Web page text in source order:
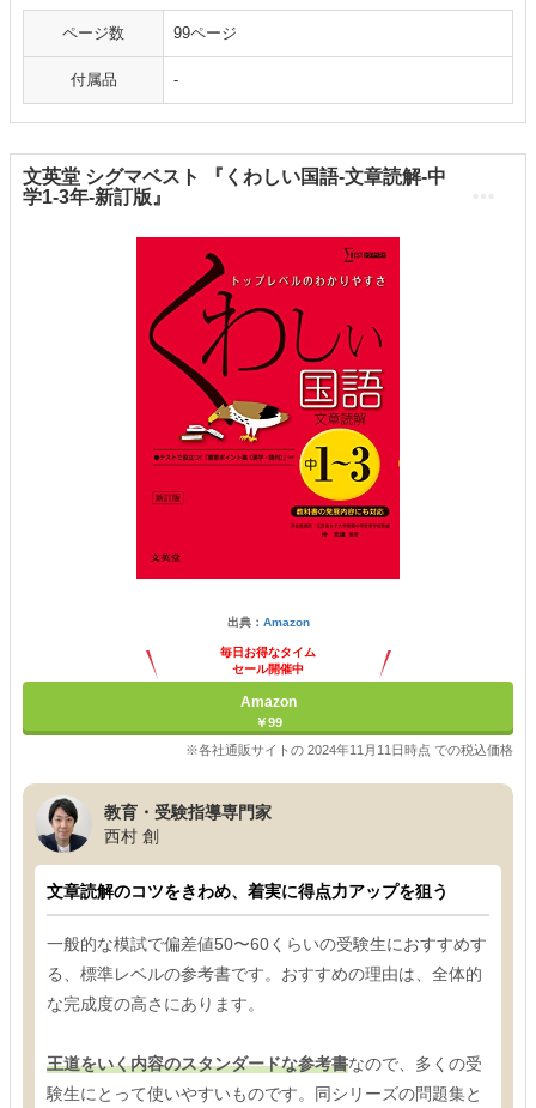
ページ数 99ページ
付属品 -
文英堂 シグマベスト 『くわしい国語-文章読解-中
学1-3年-新訂版』
出典： Amazon
毎日お得なタイム
セール開催中
Amazon
￥99
※各社通販サイトの 2024年11月11日時点 での税込価格
教育・受験指導専門家
西村 創
文章読解のコツをきわめ、着実に得点力アップを狙う
一般的な模試で偏差値50〜60くらいの受験生におすすめす
る、標準レベルの参考書です。おすすめの理由は、全体的
な完成度の高さにあります。
王道をいく内容のスタンダードな参考書なので、多くの受
験生にとって使いやすいものです。同シリーズの問題集と